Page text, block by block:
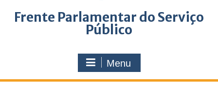
Frente Parlamentar do Serviço
Público
Menu